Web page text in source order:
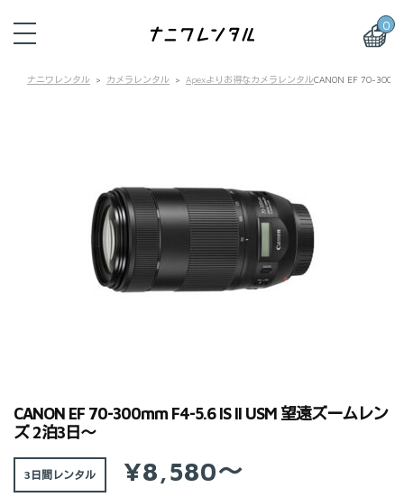
0
ナニワレンタル カメラレンタル Apexよりお得なカメラレンタルCANON EF 70-
CANON EF 70-300mm F4-5.6 IS II USM 望遠ズームレン
ズ 2泊3日～
3日間 ¥8,580～